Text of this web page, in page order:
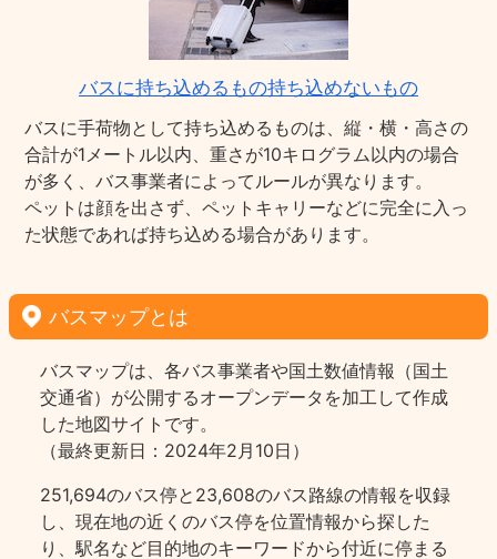
バスに持ち込めるもの持ち込めないもの
バスに手荷物として持ち込めるものは、縦・横・高さの
合計が1メートル以内、重さが10キログラム以内の場合
が多く、バス事業者によってルールが異なります。
ペットは顔を出さず、ペットキャリーなどに完全に入っ
た状態であれば持ち込める場合があります。
バスマップとは
バスマップは、各バス事業者や国土数値情報（国土
交通省）が公開するオープンデータを加工して作成
した地図サイトです。
（最終更新日：2024年2月10日）
251,694のバス停と23,608のバス路線の情報を収録
し、現在地の近くのバス停を位置情報から探した
り、駅名など目的地のキーワードから付近に停まる